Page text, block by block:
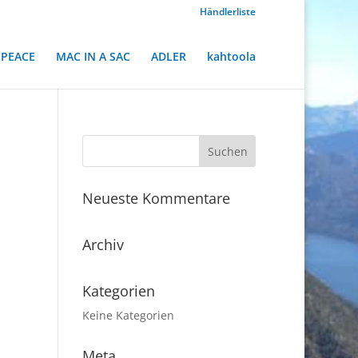
Händlerliste
MAC IN A SAC ADLER kahtoola
Neueste Kommentare
Archiv
Kategorien
Keine Kategorien